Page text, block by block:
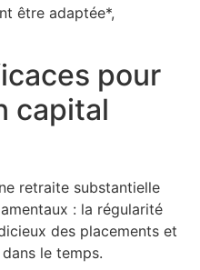
être adaptée*,
pour
capital
retraite substantielle
: la régularité
des placements et
le temps.